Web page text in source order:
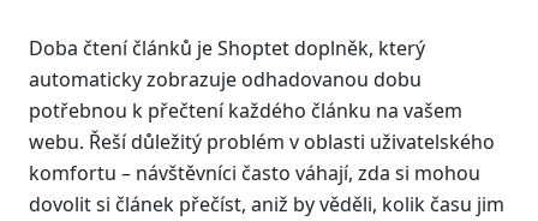
Doba čtení článků je Shoptet doplněk, který
automaticky zobrazuje odhadovanou dobu
potřebnou k přečtení každého článku na vašem
webu. Řeší důležitý problém v oblasti uživatelského
komfortu – návštěvníci často váhají, zda si mohou
dovolit si článek přečíst, aniž by věděli, kolik času jim